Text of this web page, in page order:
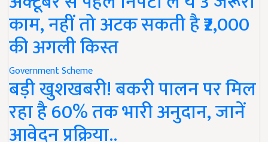
काम, नहीं तो अटक सकती है ₹2,000
की अगली किस्त
Government Scheme
बड़ी खुशखबरी! बकरी पालन पर मिल
रहा है 60% तक भारी अनुदान, जानें
आवेदन प्रक्रिया..